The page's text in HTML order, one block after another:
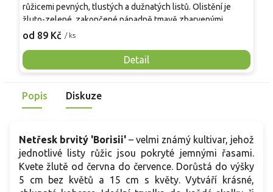
od 89 Kč / ks
Detail
růžicemi pevných, tlustých a dužnatých listů. Olistění je
žluto-zelené, zakončené nápadně tmavě zbarvenými
špičkami, které vytvářejí výrazný kontrast a jsou nejčitel­nější
rok, velmi dobře snáší sucho i chudší půdy a nevyžaduje
téměř žádnou údržbu. Vhodná je do skalek, suchých zídek,
štěrkových záhonů i mělkých nádob.
Popis Diskuze
Netřesk brvitý 'Borisii' – velmi známý kultivar, jehož
jednotlivé listy růžic jsou pokryté jemnými řasami.
Kvete žlutě od června do července. Dorůstá do výšky
5 cm bez květů a 15 cm s květy. Vytváří krásné,